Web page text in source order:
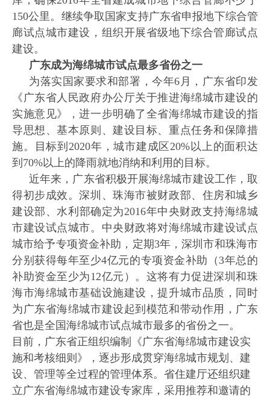
150公里。继续争取国家支持广东省申报地下综合管
廊试点城市建设，组织开展省级地下综合管廊试点
建设。
广东成为海绵城市试点最多省份之一
为落实国家要求和部署，今年6月，广东省印发
《广东省人民政府办公厅关于推进海绵城市建设的
实施意见》，进一步明确了全省海绵城市建设的指
导思想、基本原则、建设目标、重点任务和保障措
施。目标到2020年，城市建成区20%以上的面积达
到70%以上的降雨就地消纳和利用的目标。
近年来，广东省积极开展海绵城市建设工作，取
得初步成效。深圳、珠海市被财政部、住房和城乡
建设部、水利部确定为2016年中央财政支持海绵城
市建设试点城市。中央财政将对海绵城市建设试点
城市给予专项资金补助，定期3年，深圳市和珠海市
分别获得每年至少4亿元的专项资金补助（3年总的
补助资金至少为12亿元）。这将有力促进深圳和珠
海市海绵城市基础设施建设，提升城市品质，同时
为广东省海绵城市建设起到模范和带动作用，广东
省也是全国海绵城市试点城市最多的省份之一。
目前，广东省正组织编制《广东省海绵城市建设实
施和考核细则》，逐步形成贯穿海绵城市规划、建
设、管理等全过程的管理体系。省住建厅还组织建
立广东省海绵城市建设专家库，采用推荐和邀请的